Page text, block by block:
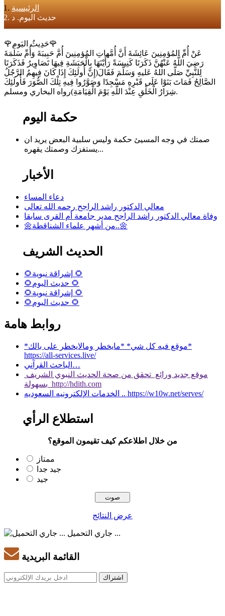
الرئيسية
حديث اليوم. د
🌹ِحَدِيثُ اليَوم🌹
عَنْ أُمِّ المُؤمِنِينَ عَائِشَةَ أَنَّ أُمَّهاتِ المُؤمِنِينَ أُمَّ حَبِيبَةَ وَأُمِّ سَلَمَةَ
رَضِيَ اللَّهُ عَنْهُنَّ ذَكَرَتَا كَنِيسَةً رَأَيْنَهَا بِالْحَبَشَةِ فِيهَا تَصَاوِيرُ فَذَكَرَتَا
لِلنَّبِيِّ صَلّى اللهُ عَليهِ وَسَلَّمَ فَقَالَ(إِنَّ أُولَئِكَ إِذَا كَانَ فِيهِمُ الرَّجُلُ
الصَّالِحُ فَمَاتَ بَنَوْا عَلَى قَبْرِهِ مَسْجِدًا وَصَوَّرُوا فِيهِ تِلْكَ الصُّوَرَ فَأُولَئِكَ
شِرَارُ الْخَلْقِ عِنْدَ اللَّهِ يَوْمَ الْقِيَامَةِ)رواه البخاري ومسلم.
حكمة اليوم
صمتك في وجه المسيئ حكمة وليس سلبية البعض يريد ان
يستفزك وصمتك يقهره...
الأخبار
دعاء المساء
معالي الدكتور راشد الراجح رحمه الله تعالى
وفاة معالي الدكتور راشد الراجح مدير جامعة أم القرى سابقا
🌼من أشهر علماء الشناقطة..🌼
الحديث الشريف
🌻إشراقة نبوية 🌻
🌻حديث اليوم 🌻
🌻إشراقة نبوية 🌻
🌻حديث اليوم 🌻
روابط هامة
*موقع فيه كل شي* *مايخطر ومالايخطر على بالك*
https://all-services.live/
الباحث القرآني…
موقع جديد ورائع تحقق من صحة الحديث النبوي الشريف
بسهولة http://hdith.com
الخدمات الإلكترونيه السعوديه .. https://w10w.net/serves/
استطلاع الرأي
من خلال اطلاعكم كيف تقيمون الموقع؟
ممتاز
جيد جدا
جيد
عرض النتائج
جاري التحميل ...
القائمة البريدية